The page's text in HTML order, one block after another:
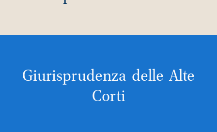
Giurisprudenza delle Alte
Corti